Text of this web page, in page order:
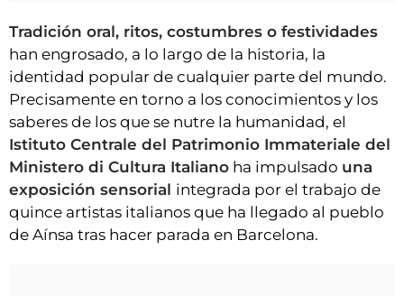
CLUB DEL AMIGO MILITANTE
INICIAR SESIÓN
Tradición oral, ritos, costumbres o festividades
han engrosado, a lo largo de la historia, la
identidad popular de cualquier parte del mundo.
Precisamente en torno a los conocimientos y los
saberes de los que se nutre la humanidad, el
Istituto Centrale del Patrimonio Immateriale del
Ministero di Cultura Italiano ha impulsado una
exposición sensorial integrada por el trabajo de
quince artistas italianos que ha llegado al pueblo
de Aínsa tras hacer parada en Barcelona.